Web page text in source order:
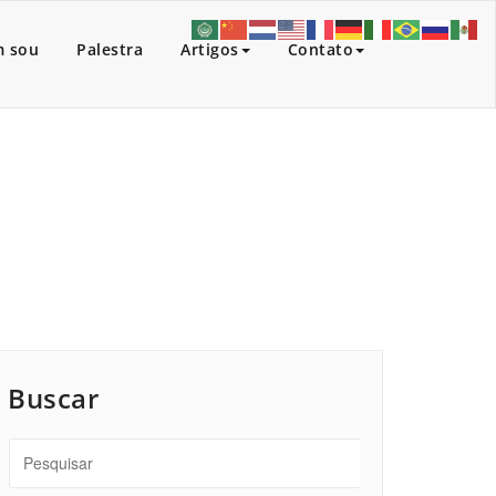
sou Palestra Artigos Contato
Buscar